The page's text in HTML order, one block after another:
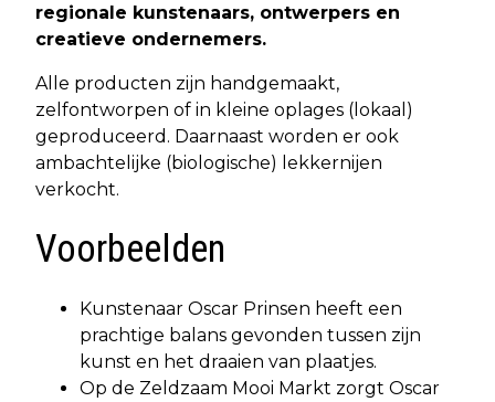
regionale kunstenaars, ontwerpers en
creatieve ondernemers.
Alle producten zijn handgemaakt,
zelfontworpen of in kleine oplages (lokaal)
geproduceerd. Daarnaast worden er ook
ambachtelijke (biologische) lekkernijen
verkocht.
Voorbeelden
Kunstenaar Oscar Prinsen heeft een
prachtige balans gevonden tussen zijn
kunst en het draaien van plaatjes.
Op de Zeldzaam Mooi Markt zorgt Oscar